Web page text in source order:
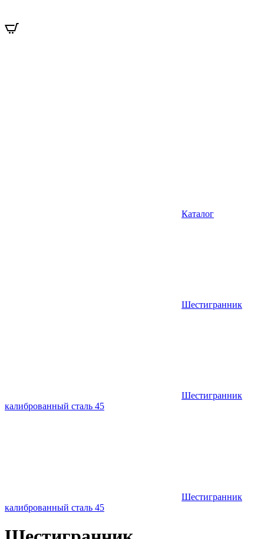
Каталог
Шестигранник
Шестигранник
калиброванный сталь 45
Шестигранник
калиброванный сталь 45